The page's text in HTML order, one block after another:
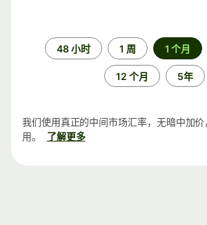
48 小时 1 周 1 个月
12 个月 5年
我们使用真正的中间市场汇率，无暗中加
用。
了解更多